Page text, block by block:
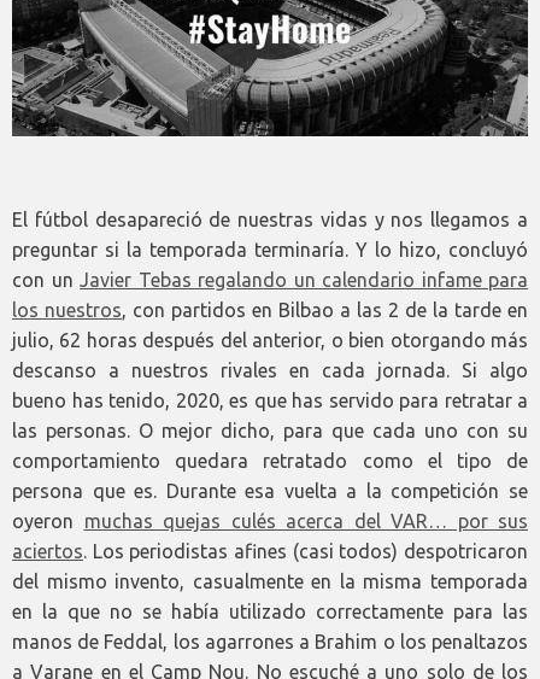
El fútbol desapareció de nuestras vidas y nos llegamos a
preguntar si la temporada terminaría. Y lo hizo, concluyó
con un Javier Tebas regalando un calendario infame para
los nuestros, con partidos en Bilbao a las 2 de la tarde en
julio, 62 horas después del anterior, o bien otorgando más
descanso a nuestros rivales en cada jornada. Si algo
bueno has tenido, 2020, es que has servido para retratar a
las personas. O mejor dicho, para que cada uno con su
comportamiento quedara retratado como el tipo de
persona que es. Durante esa vuelta a la competición se
oyeron muchas quejas culés acerca del VAR… por sus
aciertos. Los periodistas afines (casi todos) despotricaron
del mismo invento, casualmente en la misma temporada
en la que no se había utilizado correctamente para las
manos de Feddal, los agarrones a Brahim o los penaltazos
a Varane en el Camp Nou. No escuché a uno solo de los